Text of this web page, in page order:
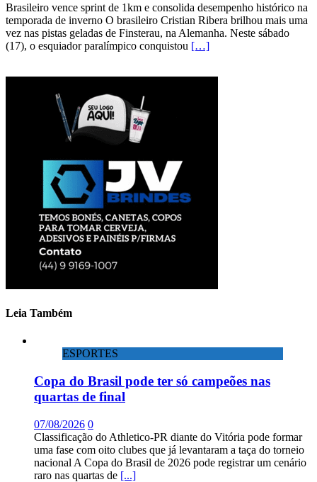
Brasileiro vence sprint de 1km e consolida desempenho histórico na
temporada de inverno O brasileiro Cristian Ribera brilhou mais uma
vez nas pistas geladas de Finsterau, na Alemanha. Neste sábado
(17), o esquiador paralímpico conquistou […]
Leia Também
ESPORTES
Copa do Brasil pode ter só campeões nas
quartas de final
07/08/2026 0
Classificação do Athletico-PR diante do Vitória pode formar
uma fase com oito clubes que já levantaram a taça do torneio
nacional A Copa do Brasil de 2026 pode registrar um cenário
raro nas quartas de [...]